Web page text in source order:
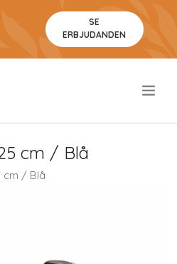
SE
ERBJUDANDEN
cm / Blå
cm / Blå